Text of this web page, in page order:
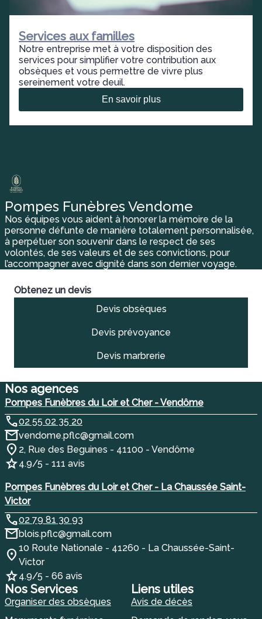
Services aux familles
Notre entreprise met à votre disposition des
services pour simplifier votre contribution aux
obsèques et vous permettre de vivre plus
sereinement votre deuil.
En savoir plus
Pompes Funèbres Vendome
Nos équipes vous aident à honorer la mémoire de la
personne défunte de manière totalement personnalisée,
à perpétuer son souvenir dans le respect de ses
volontés, de ses valeurs et de ses convictions, pour
l’accompagner avec dignité dans son dernier voyage.
Obtenez un devis
Devis obsèques
Devis prévoyance
Devis marbrerie
Nos agences
Pompes Funèbres du Loir et Cher - Vendôme
02 55 02 35 20
vendome.pflc@gmail.com
2, Rue des Beguines - 41100 - Vendôme
4.9/5 - 111 avis
Pompes Funèbres du Loir et Cher - La Chaussée Saint-
Victor
02 79 81 30 93
blois.pflc@gmail.com
10 Route Nationale - 41260 - La Chaussée-Saint-
Victor
4.9/5 - 66 avis
Nos Services
Organiser des obsèques
Liens utiles
Avis de décès